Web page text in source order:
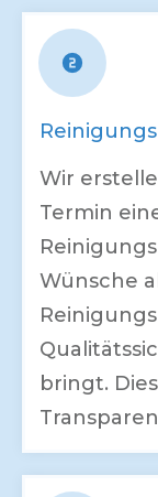
Wir
Termin
Wünsche
bringt.